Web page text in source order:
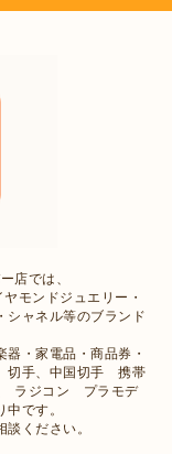
店では、
モンドジュエリー・
シャネル等のブランド
・家電品・商品券・
切手、中国切手 携帯
ラジコン プラモデ
です。
ください。